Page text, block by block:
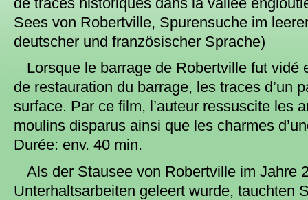
Sees von Robertville, Spurensuche im
deutscher und französischer Sprache)
Lorsque le barrage de Robertville fut vidé
de restauration du barrage, les traces d’un
surface. Par ce film, l’auteur ressuscite les
moulins disparus ainsi que les charmes
Durée: env. 40 min.
Als der Stausee von Robertville im Jahre
Unterhaltsarbeiten geleert wurde, tauchten